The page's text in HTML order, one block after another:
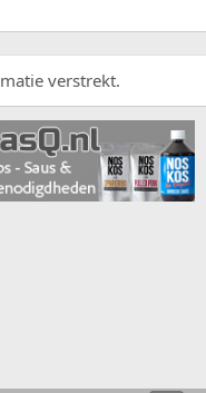
verstrekt.